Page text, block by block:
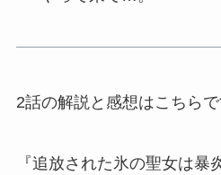
2話の解説と感想はこちら
『追放された氷の聖女は暴